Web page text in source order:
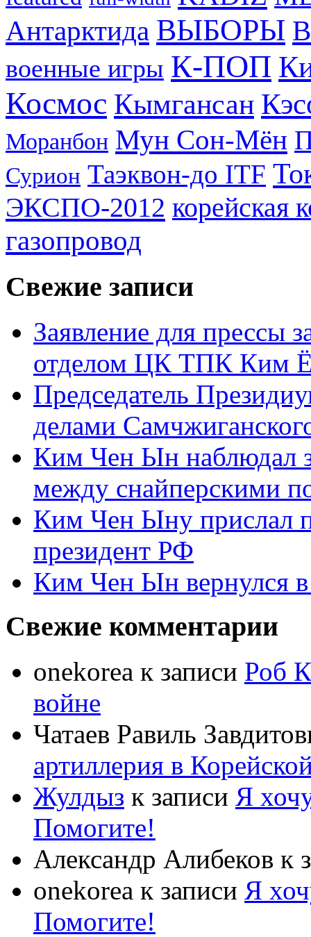
Антарктида ВЫБОРЫ
военные игры К-ПОП
Космос Кымгансан
Моранбон Мун Сон-Мён
Сурион Таэквон-до ITF
ЭКСПО-2012 корейская
газопровод
Свежие записи
Заявление для прессы
отделом ЦК ТПК Ким
Председатель
делами
Ким Чен Ын наблюдал
между снайперскими
Ким Чен Ыну прислал
президент РФ
Ким Чен Ын вернулся
Свежие комментарии
onekorea к записи Роб
войне
Чатаев Равиль
артиллерия в
Жулдыз к записи Я
Помогите!
Александр Алибеков к
onekorea к записи Я
Помогите!